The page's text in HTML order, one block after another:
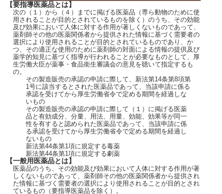
【要指導医薬品とは】
次の（１）から（４）までに掲げる医薬品（専ら動物のために使
用されることが目的とされているものを除く）のうち、その効能
及び効果において人体に対する作用が著しくないものであって、
薬剤師その他の医薬関係者から提供された情報に基づく需要者の
選択により使用されることが目的とされているものであり、か
つ、その適正な使用のために薬剤師の対面による情報の提供及び
薬学的知見に基づく指導が行われることが必要なものとして、厚
生労働大臣が薬事・食品衛生審議会の意見を聴いて指定するも
の。
その製造販売の承認の申請に際して、新法第14条第8項第
1号に該当するとされた医薬品であって、当該申請に係る
承認を受けてから厚生労働省令で定める期間を経過しな
いもの
その製造販売の承認の申請に際して（１）に掲げる医薬
品と有効成分、分量、用法、用量、効能、効果等が同一
性を有すると認められた医薬品であって、当該申請に係
る承認を受けてから厚生労働省令で定める期間を経過し
ないもの
新法第44条第1項に規定する毒薬
新法第44条第1項に規定する劇薬
【一般用医薬品とは】
医薬品のうち、その効能及び効果において人体に対する作用が著
しくないものであって、薬剤師その他の医薬関係者から提供され
た情報に基づく需要者の選択により使用されることが目的とされ
ているもの（要指導医薬品を除く）。